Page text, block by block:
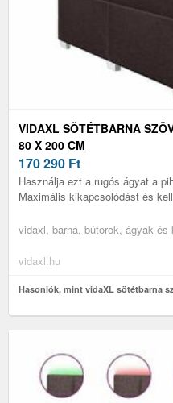
VIDAXL SÖTÉTBARNA
80 X 200 CM
170 290 Ft
Használja ezt a rugós ágyat a
Maximális kikapcsolódást és
vidaxl, barna, bútorok, ágyak
vidaxl.hu
Hasonlók, mint vidaXL sötétbarna